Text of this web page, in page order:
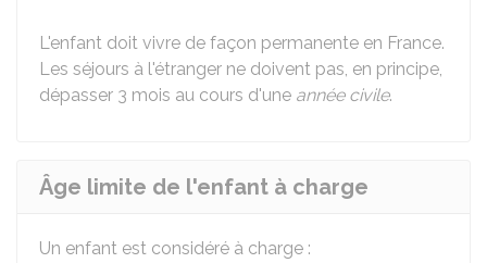
L'enfant doit vivre de façon permanente en France.
Les séjours à l'étranger ne doivent pas, en principe,
dépasser 3 mois au cours d'une année civile.
Âge limite de l'enfant à charge
Un enfant est considéré à charge :